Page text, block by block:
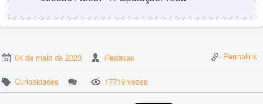
04 de maio de 2023 Redacao Permalink
Curiosidades 17719 vezes